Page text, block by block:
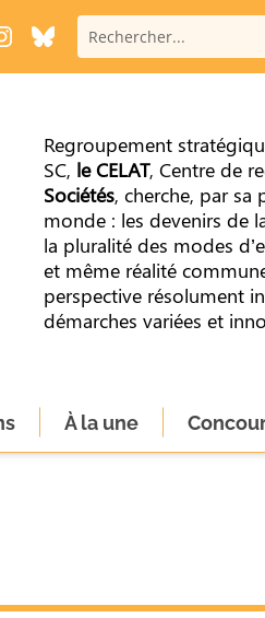
Regroupement
SC, le CELAT, Centre de
Sociétés, cherche, par sa
monde : les devenirs de
la pluralité des modes
et même réalité
perspective résolument
démarches variées et
À la une